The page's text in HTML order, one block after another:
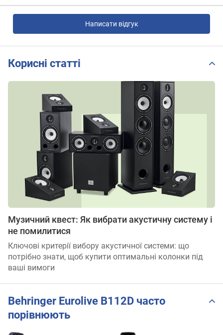
Написати відгук
Корисні статті
Музичний квест: Як вибрати акустичну систему і
не помилитися
Ключові критерії вибору акустичної системи: що
потрібно знати, щоб купити оптимальні колонки під
ваші вимоги
Behringer Eurolive B112D часто
порівнюють